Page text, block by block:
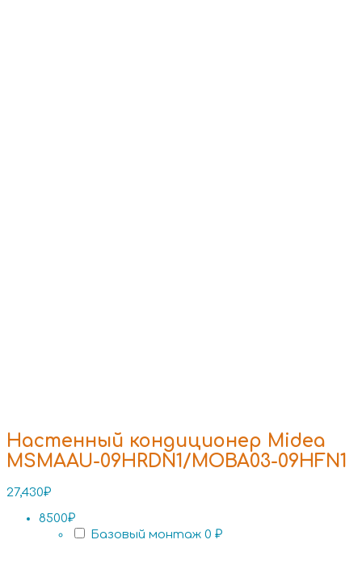
Настенный кондиционер Midea
MSMAAU-09HRDN1/MOBA03-09HFN1
27,430₽
8500₽
Базовый монтаж 0 ₽